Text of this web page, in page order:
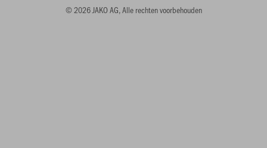
© 2026 JAKO AG, Alle rechten voorbehouden